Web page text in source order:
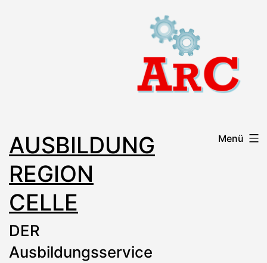
AUSBILDUNG
REGION
CELLE
DER
Ausbildungsservice
Menü